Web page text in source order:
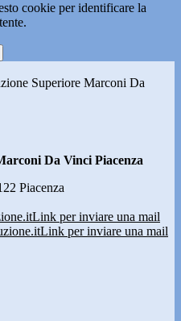
cookie per identificare la
Superiore Marconi Da
Da Vinci Piacenza
Piacenza
Link per inviare una mail
Link per inviare una mail